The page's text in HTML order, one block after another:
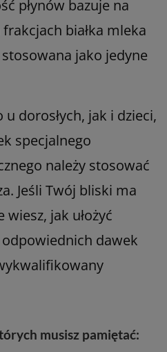
płynów bazuje na
białka mleka
jako jedyne
dorosłych, jak i dzieci,
specjalnego
należy stosować
Jeśli Twój bliski ma
jak ułożyć
dawek
musisz pamiętać: